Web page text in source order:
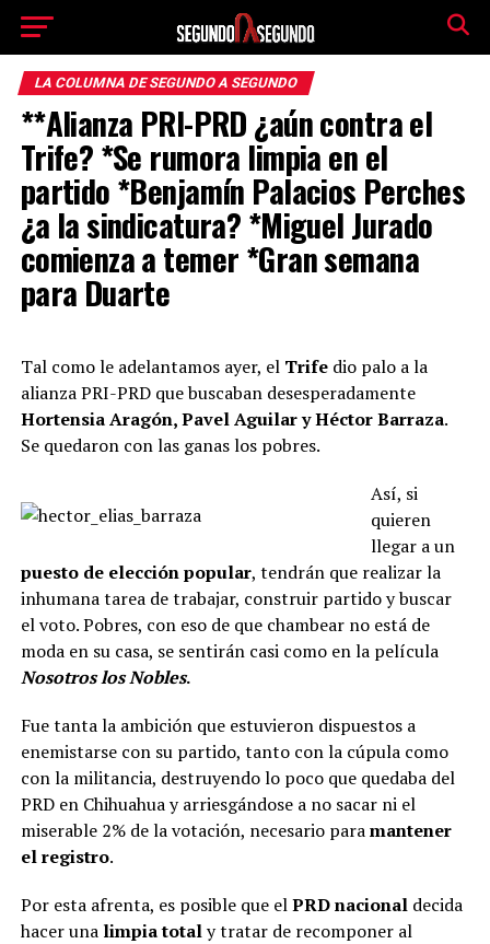
LA COLUMNA DE SEGUNDO A SEGUNDO
**Alianza PRI-PRD ¿aún contra el
Trife? *Se rumora limpia en el
partido *Benjamín Palacios Perches
¿a la sindicatura? *Miguel Jurado
comienza a temer *Gran semana
para Duarte
Tal como le adelantamos ayer, el Trifedio palo a la
alianza PRI-PRD que buscaban desesperadamente
Hortensia Aragón, Pavel Aguilar y Héctor Barraza.
Se quedaron con las ganas los pobres.
Así, si
quieren
llegar a un
puesto de elección popular, tendrán que realizar la
inhumana tarea de trabajar, construir partido y buscar
el voto. Pobres, con eso de que chambear no está de
moda en su casa, se sentirán casi como en la película
Nosotros los Nobles.
Fue tanta la ambición que estuvieron dispuestos a
enemistarse con su partido, tanto con la cúpula como
con la militancia, destruyendo lo poco que quedaba del
PRD en Chihuahua y arriesgándose a no sacar ni el
miserable 2% de la votación, necesario paramantener
el registro.
Por esta afrenta, es posible que elPRD nacionaldecida
hacer una limpia totaly tratar de recomponer al